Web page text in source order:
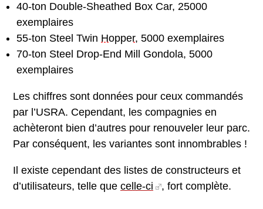
40-ton Double-Sheathed Box Car, 25000
exemplaires
55-ton Steel Twin Hopper, 5000 exemplaires
70-ton Steel Drop-End Mill Gondola, 5000
exemplaires
Les chiffres sont données pour ceux commandés
par l’USRA. Cependant, les compagnies en
achèteront bien d’autres pour renouveler leur parc.
Par conséquent, les variantes sont innombrables !
Il existe cependant des listes de constructeurs et
d’utilisateurs, telle que celle-ci , fort complète.